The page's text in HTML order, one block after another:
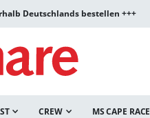
Deutschlands bestellen +++
CREW MS CAPE RACE